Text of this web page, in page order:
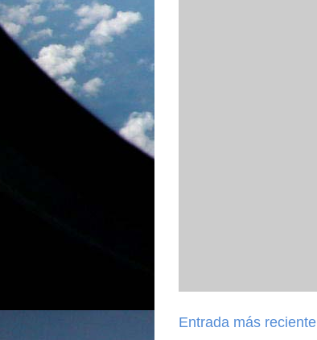
Entrada más reciente